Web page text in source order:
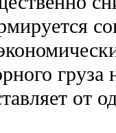
груза
от